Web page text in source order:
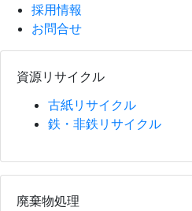
採用情報
お問合せ
資源リサイクル
古紙リサイクル
鉄・非鉄リサイクル
廃棄物処理